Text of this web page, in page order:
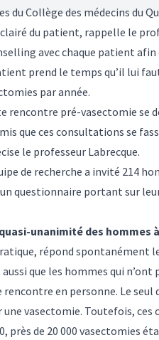
du Collège des médecins
du patient, rappelle le
avec chaque patient
prend le temps qu’il lui
par année.
rencontre pré-vasectomie se
que ces consultations se
le professeur Labrecque.
de recherche a invité 214
questionnaire portant sur
unanimité des hommes
répond spontanément
que les hommes qui
rencontre en personne. Le
vasectomie. Toutefois,
près de 20 000 vasectomies